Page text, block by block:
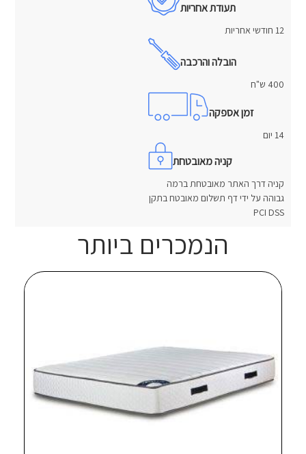
תעודת אחריות
12 חודשי אחריות
הובלה והרכבה
400 ש"ח
זמן אספקה
14 יום
קניה מאובטחת
קניה דרך האתר מאובטחת ברמה
גבוהה על ידי דף תשלום מאובטח בתקן
PCI DSS
אין עדיין חוות דעת.
הדירוג שלך*
הנמכרים ביותר